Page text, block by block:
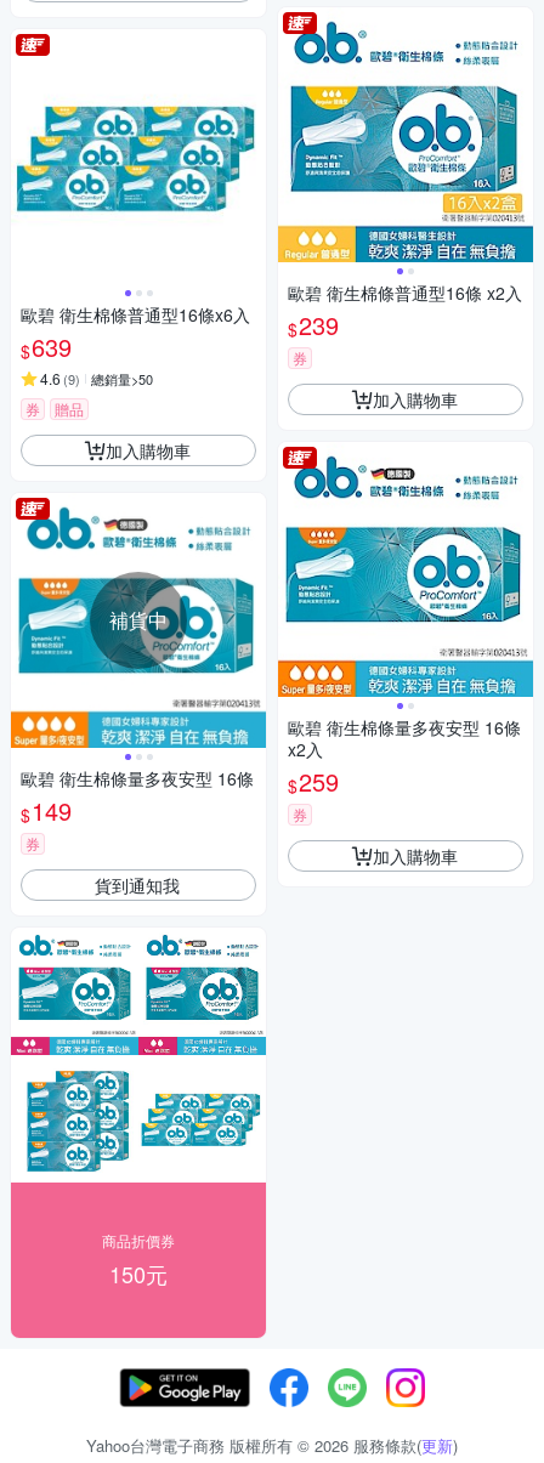
歐碧 衛生棉條普通型16條x6入
$639
4.6 (9) 總銷量>50
券 贈品
加入購物車
補貨中
歐碧 衛生棉條量多夜安型 16條
$149
券
貨到通知我
商品折價券
150元
歐碧 衛生棉條普通型16條 x2入
$239
券
加入購物車
歐碧 衛生棉條量多夜安型 16條
x2入
$259
券
加入購物車
Yahoo台灣電子商務 版權所有 © 2026 服務條款(更新)